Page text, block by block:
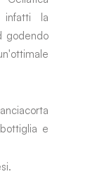
infatti la
godendo
e